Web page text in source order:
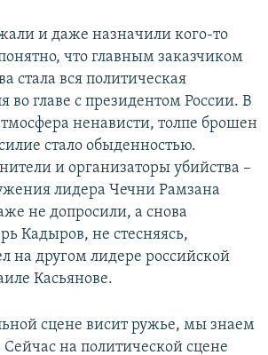
и даже назначили кого-то
что главным заказчиком
стала вся политическая
во главе с президентом России. В
ненависти, толпе брошен
стало обыденностью.
и организаторы убийства –
лидера Чечни Рамзана
не допросили, а снова
Кадыров, не стесняясь,
на другом лидере российской
Касьянове.
сцене висит ружье, мы знаем
Сейчас на политической сцене